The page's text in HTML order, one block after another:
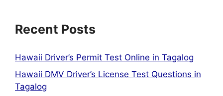
Recent Posts
Hawaii Driver’s Permit Test Online in Tagalog
Hawaii DMV Driver’s License Test Questions in
Tagalog